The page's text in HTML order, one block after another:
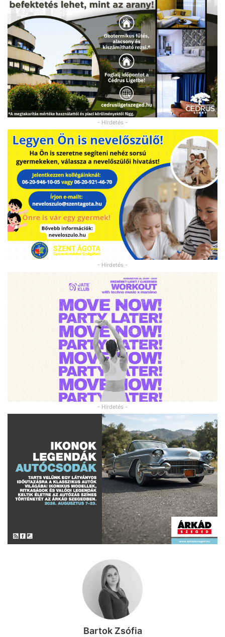
- Hirdetés -
- Hirdetés -
- Hirdetés -
Bartok Zsófia